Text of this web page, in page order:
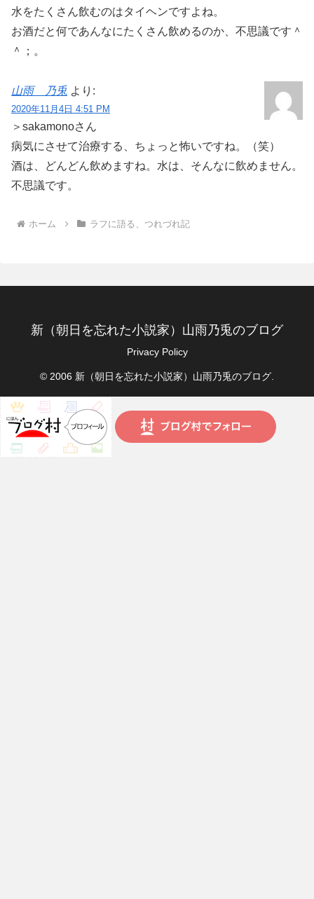
水をたくさん飲むのはタイヘンですよね。
お酒だと何であんなにたくさん飲めるのか、不思議です＾
＾；。
山雨 乃兎 より:
2020年11月4日 4:51 PM
＞sakamonoさん
病気にさせて治療する、ちょっと怖いですね。（笑）
酒は、どんどん飲めますね。水は、そんなに飲めません。
不思議です。
ホーム ラフに語る、つれづれ記
新（朝日を忘れた小説家）山雨乃兎のブログ
Privacy Policy
© 2006 新（朝日を忘れた小説家）山雨乃兎のブログ.